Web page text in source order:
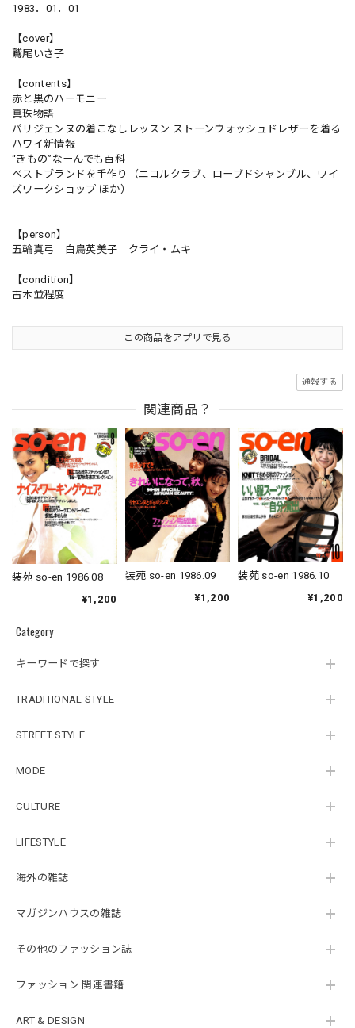
Category
キーワードで探す
TRADITIONAL STYLE
STREET STYLE
MODE
CULTURE
LIFESTYLE
海外の雑誌
マガジンハウスの雑誌
その他のファッション誌
ファッション 関連書籍
ART & DESIGN
1983．01．01
【cover】
鷲尾いさ子
【contents】
赤と黒のハーモニー
真珠物語
パリジェンヌの着こなしレッスン ストーンウォッシュドレザーを着る
ハワイ新情報
“きもの”なーんでも百科
ベストブランドを手作り（ニコルクラブ、ローブドシャンブル、ワイ
ズワークショップ ほか）
【person】
五輪真弓 白鳥英美子 クライ・ムキ
【condition】
古本並程度
この商品をアプリで見る
通報する
関連商品？
装苑 so-en 1986.08
¥1,200
装苑 so-en 1986.09
¥1,200
装苑 so-en 1986.10
¥1,200